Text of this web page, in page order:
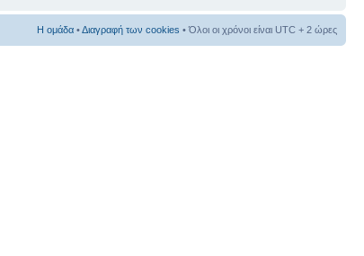
Η ομάδα •Διαγραφή των cookies • Όλοι οι χρόνοι είναι UTC + 2 ώρες